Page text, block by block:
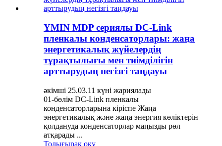
YMIN MDP сериялы DC-Link
пленкалы конденсаторлары: жаңа
энергетикалық жүйелердің
тұрақтылығы мен тиімділігін
арттырудың негізгі таңдауы
әкімші 25.03.11 күні жариялады
01-бөлім DC-Link пленкалы
конденсаторларына кіріспе Жаңа
энергетикалық және жаңа энергия көліктерін
қолдануда конденсаторлар маңызды рөл
атқарады ...
Толығырақ оқу